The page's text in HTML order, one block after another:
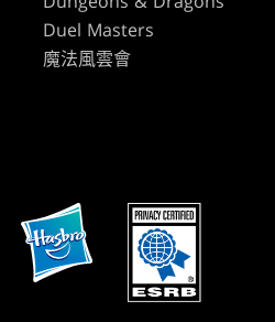
Duel Masters
魔法風雲會